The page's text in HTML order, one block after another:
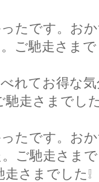
たです。お
ご馳走さまで
れてお得な
馳走さまでした
たです。お
ご馳走さま
さまでした❕